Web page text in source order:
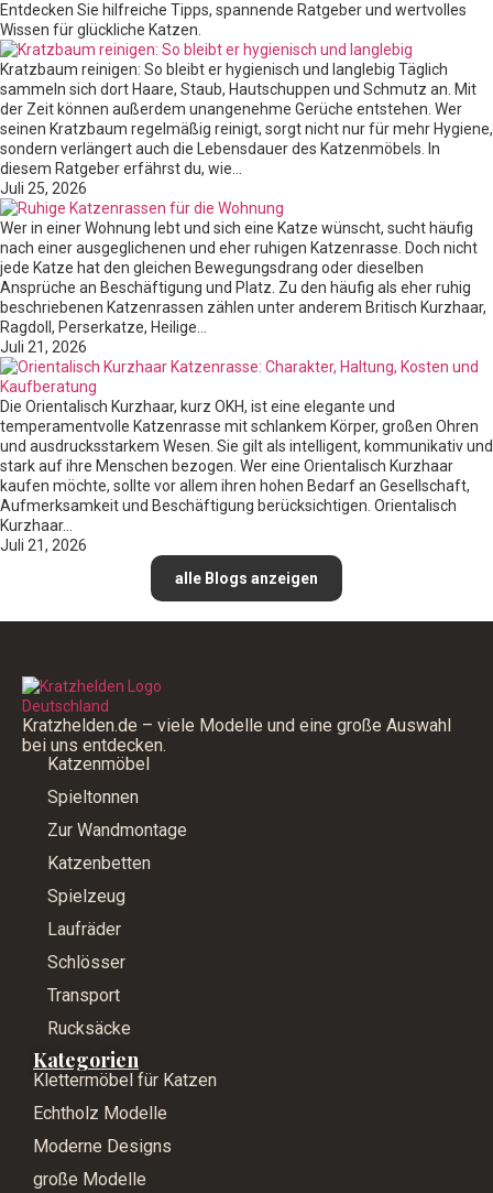
Entdecken Sie hilfreiche Tipps, spannende Ratgeber und wertvolles
Wissen für glückliche Katzen.
Kratzbaum reinigen: So bleibt er hygienisch und langlebig Täglich
sammeln sich dort Haare, Staub, Hautschuppen und Schmutz an. Mit
der Zeit können außerdem unangenehme Gerüche entstehen. Wer
seinen Kratzbaum regelmäßig reinigt, sorgt nicht nur für mehr Hygiene,
sondern verlängert auch die Lebensdauer des Katzenmöbels. In
diesem Ratgeber erfährst du, wie…
Juli 25, 2026
Wer in einer Wohnung lebt und sich eine Katze wünscht, sucht häufig
nach einer ausgeglichenen und eher ruhigen Katzenrasse. Doch nicht
jede Katze hat den gleichen Bewegungsdrang oder dieselben
Ansprüche an Beschäftigung und Platz. Zu den häufig als eher ruhig
beschriebenen Katzenrassen zählen unter anderem Britisch Kurzhaar,
Ragdoll, Perserkatze, Heilige…
Juli 21, 2026
Die Orientalisch Kurzhaar, kurz OKH, ist eine elegante und
temperamentvolle Katzenrasse mit schlankem Körper, großen Ohren
und ausdrucksstarkem Wesen. Sie gilt als intelligent, kommunikativ und
stark auf ihre Menschen bezogen. Wer eine Orientalisch Kurzhaar
kaufen möchte, sollte vor allem ihren hohen Bedarf an Gesellschaft,
Aufmerksamkeit und Beschäftigung berücksichtigen. Orientalisch
Kurzhaar…
Juli 21, 2026
alle Blogs anzeigen
Kratzhelden.de – viele Modelle und eine große Auswahl
bei uns entdecken.
Katzenmöbel
Spieltonnen
Zur Wandmontage
Katzenbetten
Spielzeug
Laufräder
Schlösser
Transport
Rucksäcke
Kategorien
Klettermöbel für Katzen
Echtholz Modelle
Moderne Designs
große Modelle